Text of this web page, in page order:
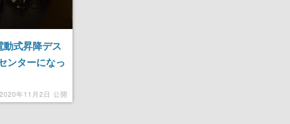
式昇降デス
ンターになっ
2020年11月2日 公開